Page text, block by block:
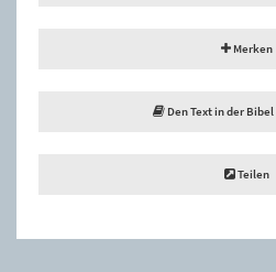
Merken
Den Text in der
Teilen